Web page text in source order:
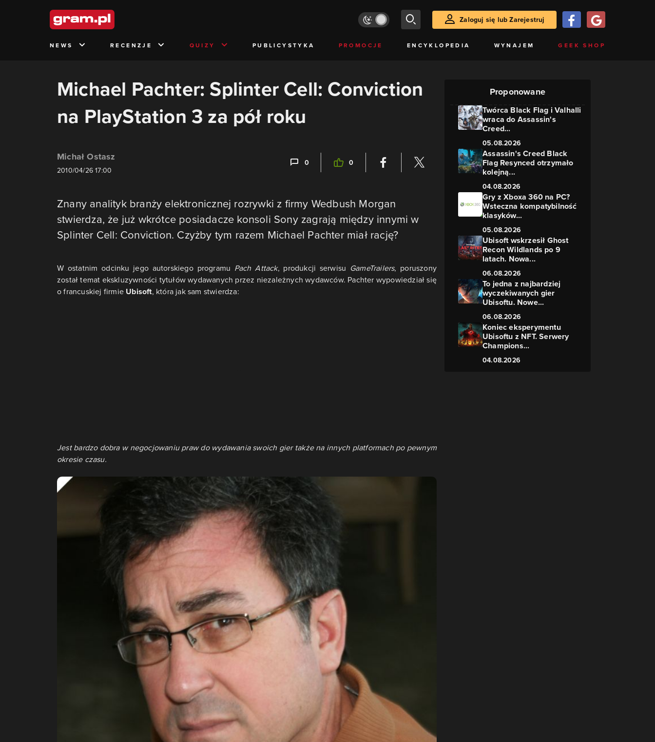
Zaloguj się lub Zarejestruj
NEWS RECENZJE QUIZY PUBLICYSTYKA PROMOCJE ENCYKLOPEDIA WYNAJEM GEEK SHOP
Michael Pachter: Splinter Cell: Conviction
na PlayStation 3 za pół roku
Michał Ostasz
2010/04/26 17:00
0 0
Znany analityk branży elektronicznej rozrywki z firmy Wedbush Morgan
stwierdza, że już wkrótce posiadacze konsoli Sony zagrają między innymi w
Splinter Cell: Conviction. Czyżby tym razem Michael Pachter miał rację?
W ostatnim odcinku jego autorskiego programu Pach Attack, produkcji serwisu GameTrailers, poruszony
został temat ekskluzywności tytułów wydawanych przez niezależnych wydawców. Pachter wypowiedział się
o francuskiej firmie Ubisoft, która jak sam stwierdza:
Jest bardzo dobra w negocjowaniu praw do wydawania swoich gier także na innych platformach po pewnym
okresie czasu.
Proponowane
Twórca Black Flag i Valhalli
wraca do Assassin's
Creed...
05.08.2026
Assassin's Creed Black
Flag Resynced otrzymało
kolejną...
04.08.2026
Gry z Xboxa 360 na PC?
Wsteczna kompatybilność
klasyków...
05.08.2026
Ubisoft wskrzesił Ghost
Recon Wildlands po 9
latach. Nowa...
06.08.2026
To jedna z najbardziej
wyczekiwanych gier
Ubisoftu. Nowe...
06.08.2026
Koniec eksperymentu
Ubisoftu z NFT. Serwery
Champions...
04.08.2026